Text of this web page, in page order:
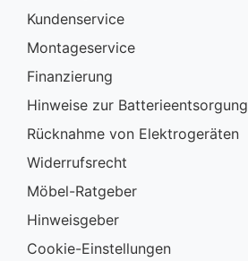
Kundenservice
Montageservice
Finanzierung
Hinweise zur Batterieentsorgung
Rücknahme von Elektrogeräten
Widerrufsrecht
Möbel-Ratgeber
Hinweisgeber
Cookie-Einstellungen